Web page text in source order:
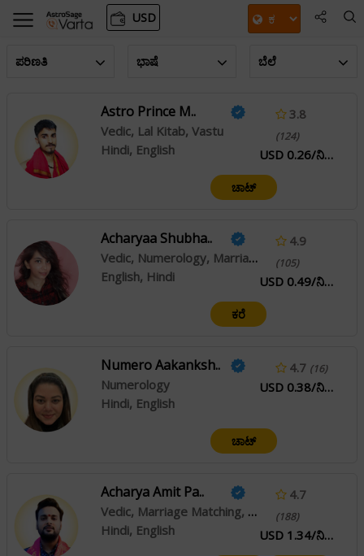
USD
ಪರಿಣತಿ ಭಾಷೆ ಬೆಲೆ
Astro Prince M..
Vedic, Lal Kitab, Vastu
Hindi, English
3.8
(124)
USD 0.26/ನಿಮಿಷ
ಚಾಟ್
Acharyaa Shubha..
Vedic, Numerology, Marriage Matching
English, Hindi
4.9
(105)
USD 0.49/ನಿಮಿಷ
ಕರೆ
Numero Aakanksh..
Numerology
Hindi, English
4.7 (16)
USD 0.38/ನಿಮಿಷ
ಚಾಟ್
Acharya Amit Pa..
Vedic, Marriage Matching, Prashna / Horary
Hindi, English
4.7
(188)
USD 1.34/ನಿಮಿಷ